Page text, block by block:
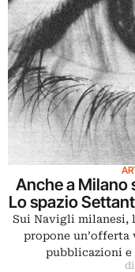
Anche a Milano
Lo spazio
Sui Navigli milanesi,
propone un’offerta
pubblicazioni
di